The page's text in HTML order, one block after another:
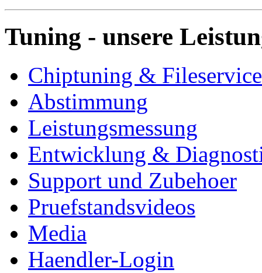
Tuning - unsere
Chiptuning & Fileservice
Abstimmung
Leistungsmessung
Entwicklung &
Support und Zubehoer
Pruefstandsvideos
Media
Haendler-Login